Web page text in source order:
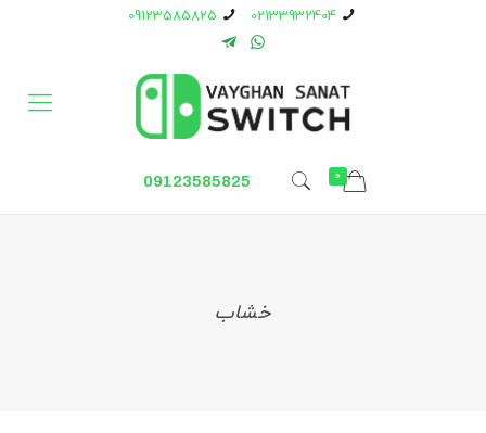
02133932404
09123585825
0
09123585825
خشاب